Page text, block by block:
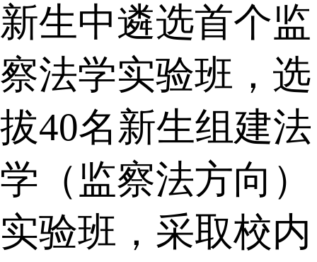
新生中遴选首个监
察法学实验班，选
拔40名新生组建法
学（监察法方向）
实验班，采取校内